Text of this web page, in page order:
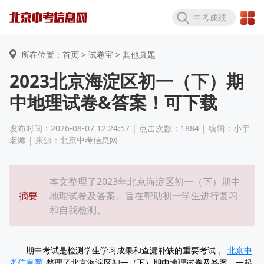
中考成绩
所在位置：首页 > 试卷宝 > 其他真题
2023北京海淀区初一（下）期
中地理试卷&答案！可下载
发布时间：2026-08-07 12:24:57 | 点击次数：1884 | 编辑：小于
老师 | 来源：北京中考信息网
摘要
本文整理了2023年北京海淀区初一（下）期中
地理试卷及答案。旨在帮助初一学生进行复习
和自我检测。
期中考试是检测学生学习成果和查漏补缺的重要考试，
北京中